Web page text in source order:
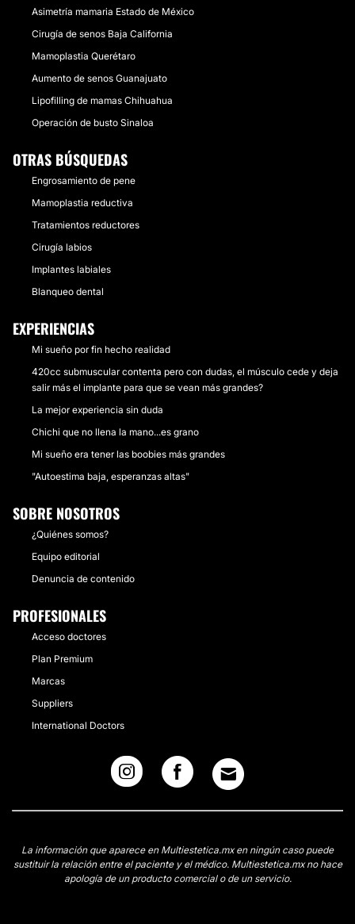
Asimetría mamaria Estado de México
Cirugía de senos Baja California
Mamoplastia Querétaro
Aumento de senos Guanajuato
Lipofilling de mamas Chihuahua
Operación de busto Sinaloa
OTRAS BÚSQUEDAS
Engrosamiento de pene
Mamoplastia reductiva
Tratamientos reductores
Cirugía labios
Implantes labiales
Blanqueo dental
EXPERIENCIAS
Mi sueño por fin hecho realidad
420cc submuscular contenta pero con dudas, el músculo cede y deja
salir más el implante para que se vean más grandes?
La mejor experiencia sin duda
Chichi que no llena la mano...es grano
Mi sueño era tener las boobies más grandes
"Autoestima baja, esperanzas altas"
SOBRE NOSOTROS
¿Quiénes somos?
Equipo editorial
Denuncia de contenido
PROFESIONALES
Acceso doctores
Plan Premium
Marcas
Suppliers
International Doctors
La información que aparece en Multiestetica.mx en ningún caso puede
sustituir la relación entre el paciente y el médico. Multiestetica.mx no hace
apología de un producto comercial o de un servicio.